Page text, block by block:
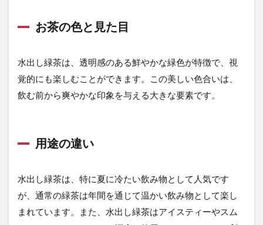
ング
し緑
茶を
より
美味
ニッ
ク
3.
水
し
お茶の色と見た目
水出し緑茶は、透明感のある鮮やかな緑色が特徴で、視
覚的にも楽しむことができます。この美しい色合いは、
飲む前から爽やかな印象を与える大きな要素です。
用途の違い
水出し緑茶は、特に夏に冷たい飲み物として人気です
が、通常の緑茶は年間を通じて温かい飲み物として楽し
まれています。また、水出し緑茶はアイスティーやスム